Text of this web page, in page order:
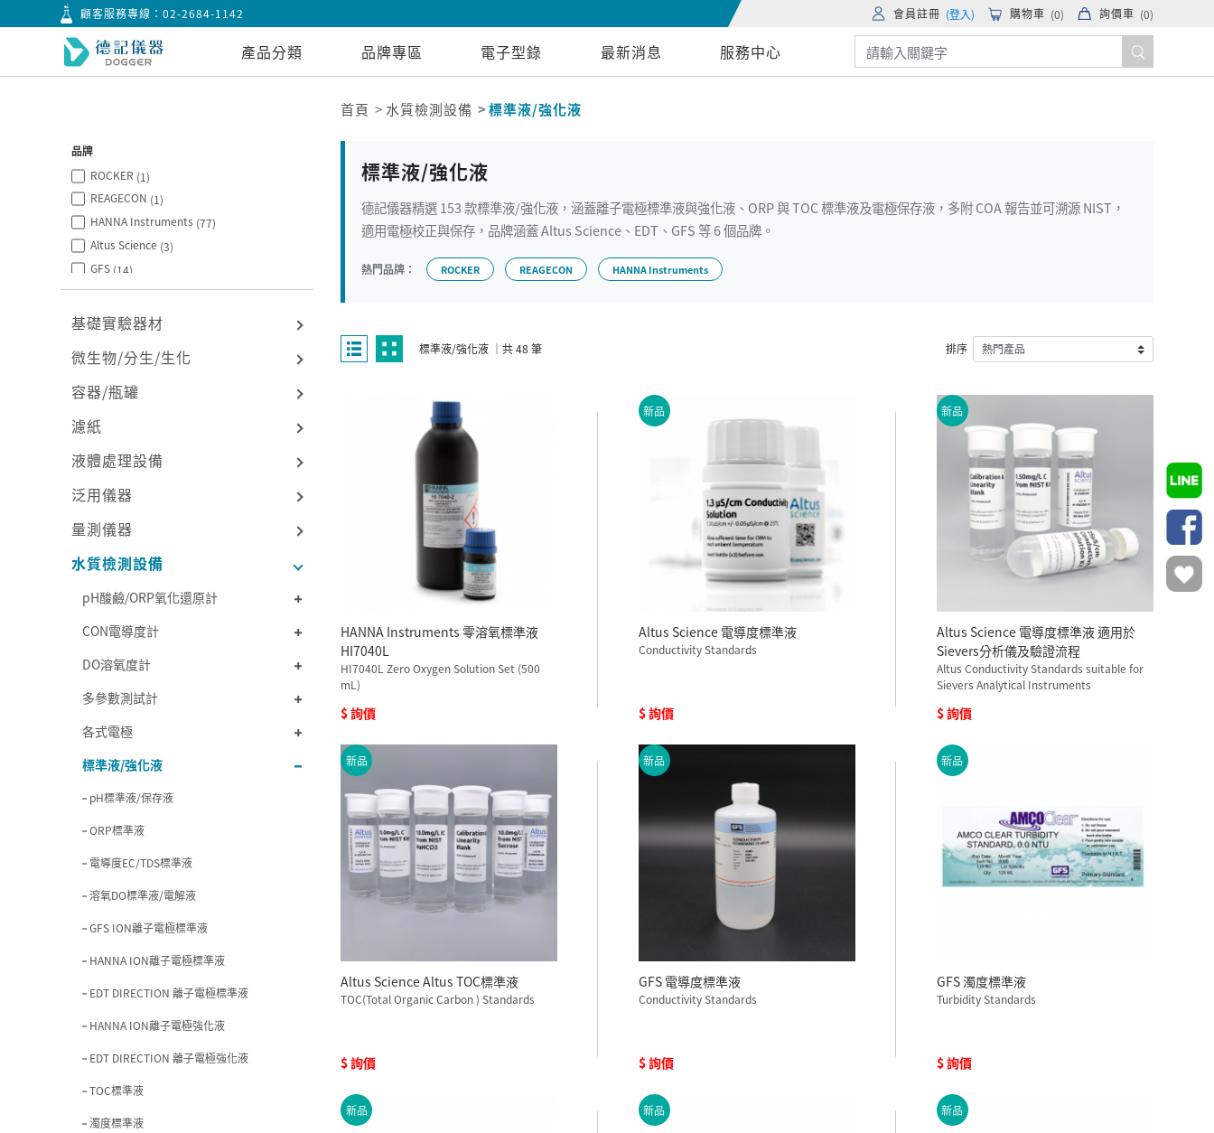
顧客服務專線：02-2684-1142 會員註冊 (登入) 購物車 (0) 詢價車 (0)
產品分類 品牌專區 電子型錄 最新消息 服務中心
首頁 水質檢測設備 標準液/強化液
品牌
ROCKER (1)
REAGECON (1)
HANNA Instruments (77)
Altus Science (3)
GFS (14)
EDT dIrectION(55)
基礎實驗器材
微生物/分生/生化
容器/瓶罐
濾紙
液體處理設備
泛用儀器
量測儀器
水質檢測設備
pH酸鹼/ORP氧化還原計
CON電導度計
DO溶氧度計
多參數測試計
各式電極
標準液/強化液
pH標準液/保存液
ORP標準液
電導度EC/TDS標準液
溶氧DO標準液/電解液
GFS ION離子電極標準液
HANNA ION離子電極標準液
EDT DIRECTION 離子電極標準液
HANNA ION離子電極強化液
EDT DIRECTION 離子電極強化液
TOC標準液
濁度標準液
標準液/強化液
德記儀器精選 153 款標準液/強化液，涵蓋離子電極標準液與強化液、ORP 與 TOC 標準液及電極保存液，多附 COA 報告並可溯源 NIST，
適用電極校正與保存，品牌涵蓋 Altus Science、EDT、GFS 等 6 個品牌。
熱門品牌： ROCKER REAGECON HANNA Instruments
標準液/強化液 ｜共 48 筆 排序
HANNA Instruments 零溶氧標準液
HI7040L
HI7040L Zero Oxygen Solution Set (500
mL)
$ 詢價
新品
Altus Science 電導度標準液
Conductivity Standards
$ 詢價
新品
Altus Science 電導度標準液 適用於
Sievers分析儀及驗證流程
Altus Conductivity Standards suitable for
Sievers Analytical Instruments
$ 詢價
新品
Altus Science Altus TOC標準液
TOC(Total Organic Carbon ) Standards
$ 詢價
新品
GFS 電導度標準液
Conductivity Standards
$ 詢價
新品
GFS 濁度標準液
Turbidity Standards
$ 詢價
新品 新品 新品